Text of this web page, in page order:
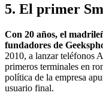
5. El primer
Con 20 años, el
fundadores de
2010, a lanzar teléfonos
primeros terminales en
política de la empresa
usuario final.